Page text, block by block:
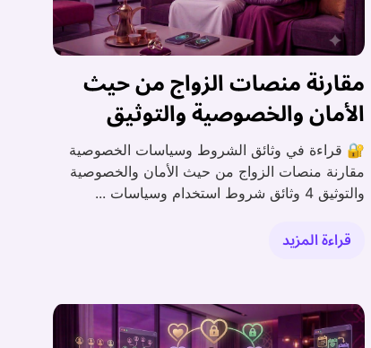
مقارنة منصات الزواج من حيث
الأمان والخصوصية والتوثيق
🔐 قراءة في وثائق الشروط وسياسات الخصوصية
مقارنة منصات الزواج من حيث الأمان والخصوصية
والتوثيق 4 وثائق شروط استخدام وسياسات ...
قراءة المزيد